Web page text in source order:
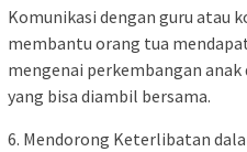
Komunikasi dengan guru atau
membantu orang tua
mengenai perkembangan
yang bisa diambil bersama.
6. Mendorong Keterlibatan